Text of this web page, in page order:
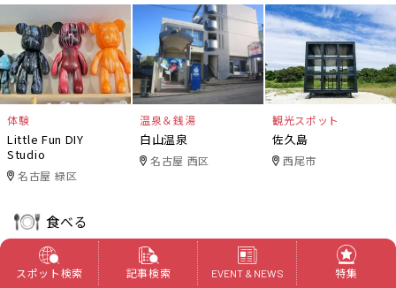
体験
Little Fun DIY
Studio
名古屋 緑区
温泉＆銭湯
白山温泉
名古屋 西区
観光スポット
佐久島
西尾市
食べる
スポット検索 記事検索 EVENT & NEWS 特集